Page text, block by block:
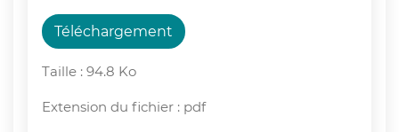
Téléchargement
Taille : 94.8 Ko
Extension du fichier : pdf